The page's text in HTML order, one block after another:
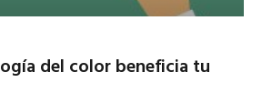
del color beneficia tu